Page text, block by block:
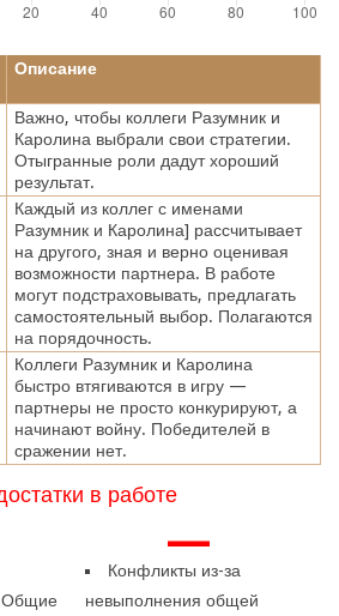
Описание
Важно, чтобы коллеги Разумник и
Каролина выбрали свои стратегии.
Отыгранные роли дадут хороший
результат.
Каждый из коллег с именами
Разумник и Каролина] рассчитывает
на другого, зная и верно оценивая
возможности партнера. В работе
могут подстраховывать, предлагать
самостоятельный выбор. Полагаются
на порядочность.
Коллеги Разумник и Каролина
быстро втягиваются в игру —
партнеры не просто конкурируют, а
начинают войну. Победителей в
сражении нет.
в работе
Общие
—
Конфликты из-за
невыполнения общей